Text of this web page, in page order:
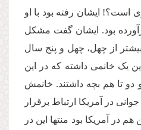
ایشان رفته بود با او
بود. ایشان گفت مشکل
از چهل، چهل و پنج سال
یک خانمی داشته که در این
دو تا هم بچه داشتند. خانمش
در آمریکا ارتباط برقرار
در آمریکا بود منتها این در